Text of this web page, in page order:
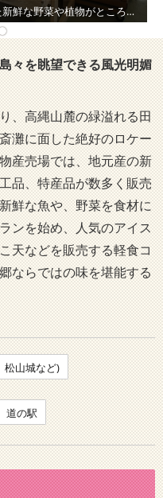
自然の恵みをたっぷりと受けて育った新鮮な野菜や植物がところ狭しと並ぶ青空市場。
々を眺望できる風光明媚
、高縄山麓の緑溢れる田
灘に面した絶好のロケー
産売場では、地元産の新
品、特産品が数多く販売
鮮な魚や、野菜を食材に
ンを始め、人気のアイス
天などを販売する軽食コ
ならではの味を堪能する
松山城など)
道の駅